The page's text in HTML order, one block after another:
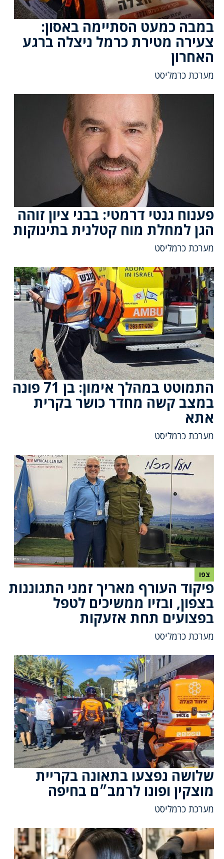
במבה כמעט הסתיימה באסון:
צעירה מטירת כרמל ניצלה ברגע
האחרון
מערכת כרמליסט
פענוח גנטי דרמטי: בבני ציון זוהה
הגן למחלת מוח קטלנית בתינוקות
מערכת כרמליסט
התמוטט במהלך אימון: בן 71 פונה
במצב קשה מחדר כושר בקרית
אתא
מערכת כרמליסט
צפו
פיקוד העורף מאריך זמני התגוננות
בצפון, ובזיו ממשיכים לטפל
בפצועים תחת אזעקות
מערכת כרמליסט
שלושה נפצעו בתאונה בקריית
מוצקין ופונו לרמב״ם בחיפה
מערכת כרמליסט